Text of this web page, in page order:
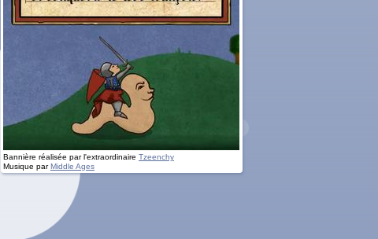
Bannière réalisée par l'extraordinaire Tzeenchy
Musique parMiddle Ages